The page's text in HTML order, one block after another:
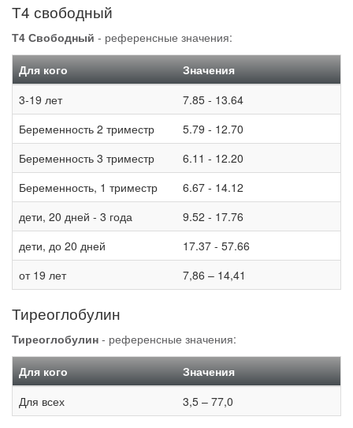
Т4 свободный
Т4 Свободный - референсные значения:
Для кого
Значения
3-19 лет
7.85 - 13.64
Беременность 2 триместр
5.79 - 12.70
Беременность 3 триместр
6.11 - 12.20
Беременность, 1 триместр
6.67 - 14.12
дети, 20 дней - 3 года
9.52 - 17.76
дети, до 20 дней
17.37 - 57.66
от 19 лет
7,86 – 14,41
Тиреоглобулин
Тиреоглобулин - референсные значения:
Для кого
Значения
Для всех
3,5 – 77,0